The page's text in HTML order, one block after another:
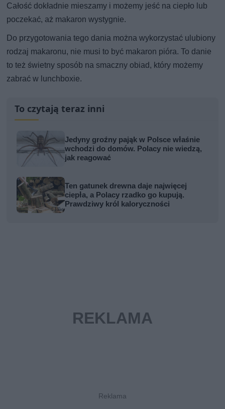
Całość dokładnie mieszamy i możemy jeść na ciepło lub
poczekać, aż makaron wystygnie.
Do przygotowania tego dania można wykorzystać ulubiony
rodzaj makaronu, nie musi to być makaron pióra. To danie
to też świetny sposób na smaczny obiad, który możemy
zabrać w lunchboxie.
To czytają teraz inni
Jedyny groźny pająk w Polsce właśnie
wchodzi do domów. Polacy nie wiedzą,
jak reagować
Ten gatunek drewna daje najwięcej
ciepła, a Polacy rzadko go kupują.
Prawdziwy król kaloryczności